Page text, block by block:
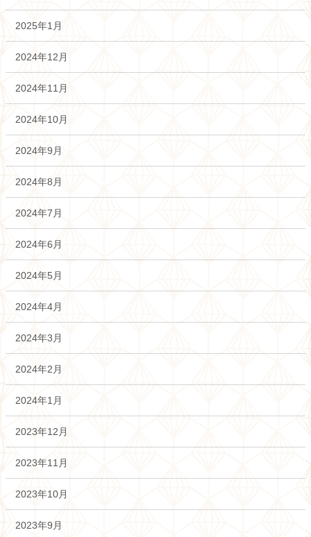
2025年1月
2024年12月
2024年11月
2024年10月
2024年9月
2024年8月
2024年7月
2024年6月
2024年5月
2024年4月
2024年3月
2024年2月
2024年1月
2023年12月
2023年11月
2023年10月
2023年9月